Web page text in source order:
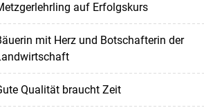
auf Erfolgskurs
mit Herz und Botschafterin der
Qualität braucht Zeit